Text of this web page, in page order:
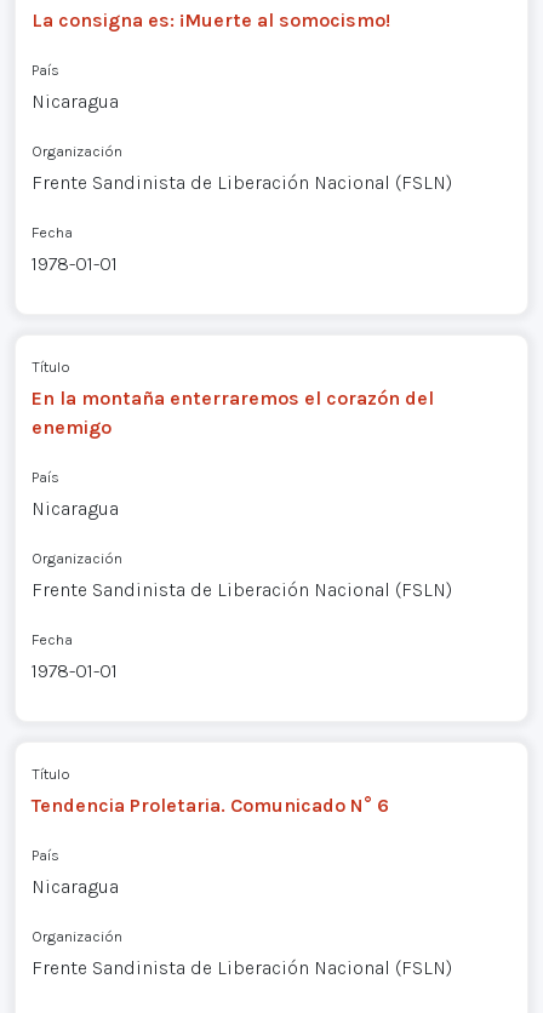
La consigna es: ¡Muerte al somocismo!
País
Nicaragua
Organización
Frente Sandinista de Liberación Nacional (FSLN)
Fecha
1978-01-01
Título
En la montaña enterraremos el corazón del
enemigo
País
Nicaragua
Organización
Frente Sandinista de Liberación Nacional (FSLN)
Fecha
1978-01-01
Título
Tendencia Proletaria. Comunicado N° 6
País
Nicaragua
Organización
Frente Sandinista de Liberación Nacional (FSLN)